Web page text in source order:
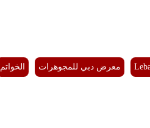
معرض دبي للمجوهرات الخواتم